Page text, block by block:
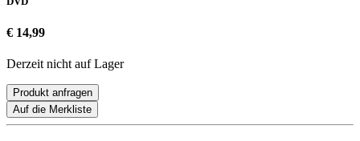
€ 14,99
Derzeit nicht auf Lager
Produkt anfragen
Auf die Merkliste